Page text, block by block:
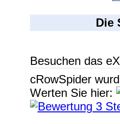
Die
Besuchen das
cRowSpider
Werten Sie hier: